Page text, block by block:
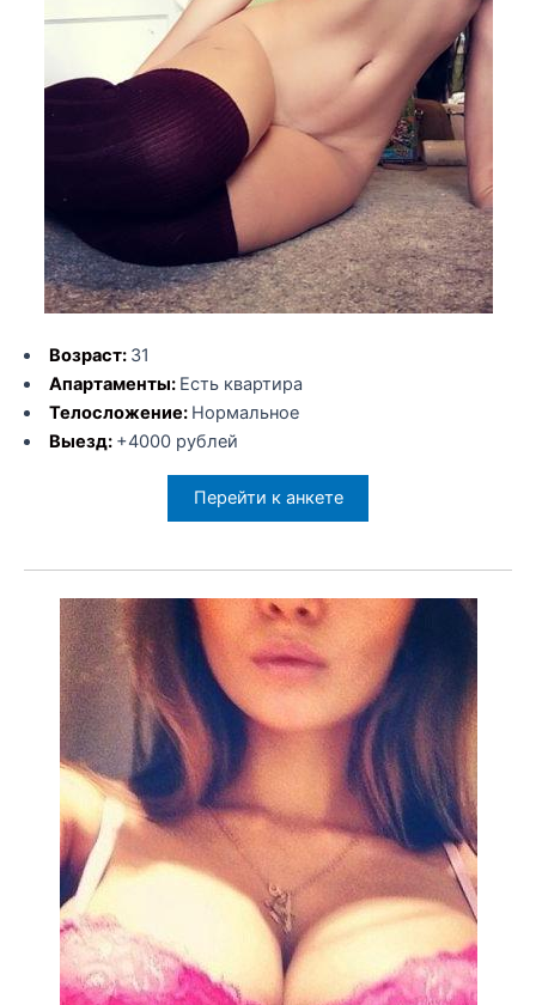
Возраст: 31
Апартаменты: Есть квартира
Телосложение: Нормальное
Выезд: +4000 рублей
Перейти к анкете